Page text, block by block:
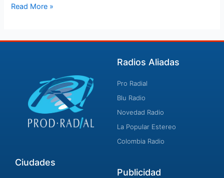
Read More »
Radios Aliadas
Pro Radial
Blu Radio
Novedad Radio
La Popular Estereo
Colombia Radio
Ciudades
Publicidad